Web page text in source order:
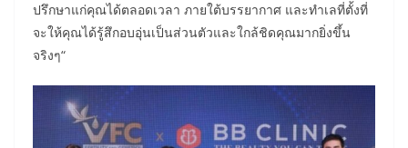
ปรึกษาแก่คุณได้ตลอดเวลา ภายใต้บรรยากาศ และทำเลที่ตั้งที่
จะให้คุณได้รู้สึกอบอุ่นเป็นส่วนตัวและใกล้ชิดคุณมากยิ่งขึ้น
จริงๆ“